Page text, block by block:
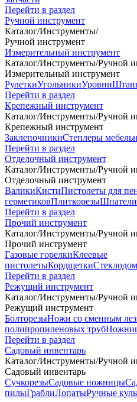
Перейти в раздел
Ручной инструмент
Каталог/Инструменты/
Ручной инструмент
Измерительный инструмент
Каталог/Инструменты/Ручной
Измерительный инструмент
РулеткиУгольникиУровни
Перейти в раздел
Крепежный инструмент
Каталог/Инструменты/Ручной
Крепежный инструмент
ЗаклепочникиСтеплеры
Перейти в раздел
Отделочный инструмент
Каталог/Инструменты/Ручной
Отделочный инструмент
ВаликиКистиПистолеты для
герметиковПлиткорезыШпатели
Перейти в раздел
Прочий инструмент
Каталог/Инструменты/Ручной
Прочий инструмент
Газовые горелкиКлеевые
пистолетыКордщетки
Перейти в раздел
Режущий инструмент
Каталог/Инструменты/Ручной
Режущий инструмент
БолторезыНожи со сменным
полипропиленовых труб
Перейти в раздел
Садовый инвентарь
Каталог/Инструменты/Ручной
Садовый инвентарь
СучкорезыСадовые ножницы
пилыГраблиЛопатыРучные